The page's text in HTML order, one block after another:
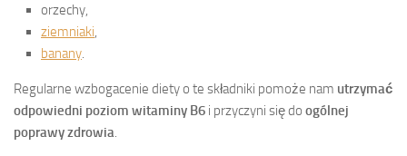
orzechy,
ziemniaki,
banany.
Regularne wzbogacenie diety o te składniki pomoże nam utrzymać
odpowiedni poziom witaminy B6 i przyczyni się do ogólnej
poprawy zdrowia.